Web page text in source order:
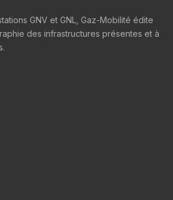
GNV et GNL, Gaz-Mobilité édite
des infrastructures présentes et à